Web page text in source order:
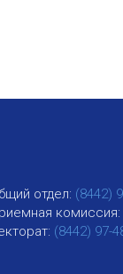
отдел: (8442)
комиссия:
(8442) 97-